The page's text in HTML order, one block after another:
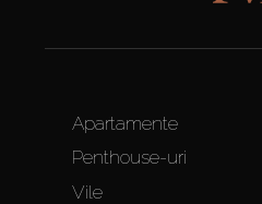
Apartamente
Penthouse-uri
Vile